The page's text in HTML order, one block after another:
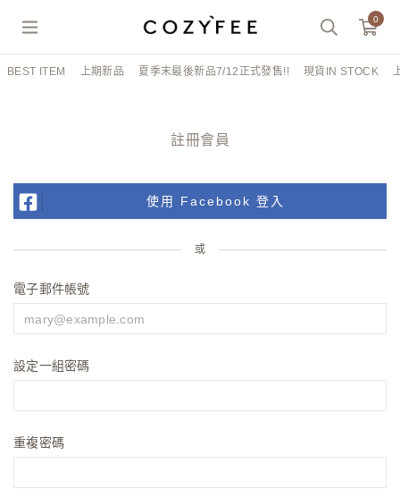
0
BEST ITEM 上期新品 夏季末最後新品7/12正式發售!! 現貨IN STOCK
註冊會員
使用 Facebook 登入
或
電子郵件帳號
設定一組密碼
重複密碼